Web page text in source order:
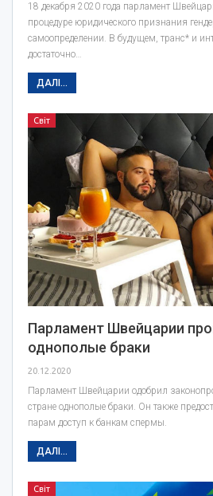
18 декабря 2020 года парламент
процедуре юридического признания
самоопределении. В будущем, транс* и
достаточно…
ДАЛІ...
Світ
Парламент Швейцарии
однополые браки
20.12.2020
Парламент Швейцарии одобрил
стране однополые браки. Он также
парам доступ к банкам спермы.
ДАЛІ...
Світ